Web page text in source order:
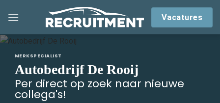
Vacatures
MERKSPECIALIST
Autobedrijf De Rooij
Per direct op zoek naar nieuwe
collega's!